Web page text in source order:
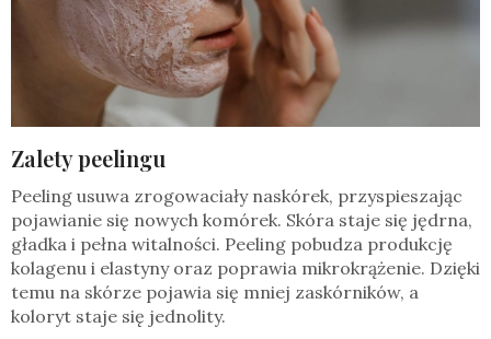
Zalety peelingu
Peeling usuwa zrogowaciały naskórek, przyspieszając
pojawianie się nowych komórek. Skóra staje się jędrna,
gładka i pełna witalności. Peeling pobudza produkcję
kolagenu i elastyny oraz poprawia mikrokrążenie. Dzięki
temu na skórze pojawia się mniej zaskórników, a
koloryt staje się jednolity.